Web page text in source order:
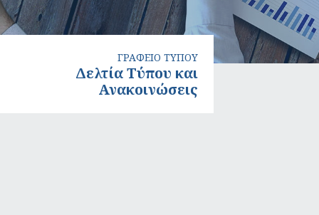
ΓΡΑΦΕΙΟ ΤΥΠΟΥ
Δελτία Τύπου και
Ανακοινώσεις